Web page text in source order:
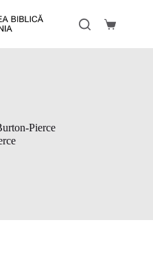
Coș
Pierce